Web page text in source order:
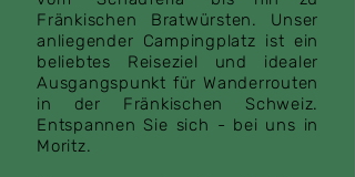
Fränkischen Bratwürsten. Unser
anliegender Campingplatz ist ein
beliebtes Reiseziel und idealer
Ausgangspunkt für Wanderrouten
in der Fränkischen Schweiz.
Entspannen Sie sich - bei uns in
Moritz.